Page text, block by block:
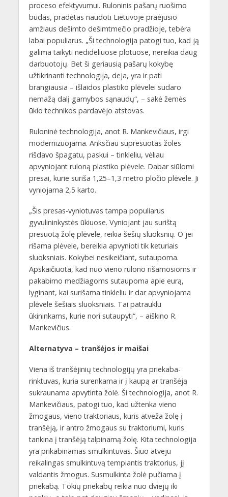
proceso efektyvumui. Ruloninis pašarų ruošimo
būdas, pradėtas naudoti Lietuvoje praėjusio
amžiaus dešimto dešimtmečio pradžioje, tebėra
labai populiarus. „Ši technologija patogi tuo, kad ją
galima taikyti nedideliuose plotuose, nereikia daug
darbuotojų. Bet ši geriausią pašarų kokybę
užtikrinanti technologija, deja, yra ir pati
brangiausia – išlaidos plastiko plėvelei sudaro
nemažą dalį gamybos sąnaudų“, – sakė žemės
ūkio technikos pardavėjo atstovas.
Ruloninė technologija, anot R. Mankevičiaus, irgi
modernizuojama. Anksčiau supresuotas žoles
rišdavo špagatu, paskui – tinkleliu, vėliau
apvyniojant ruloną plastiko plėvele. Dabar siūlomi
presai, kurie suriša 1,25–1,3 metro pločio plėvele. Ji
vyniojama 2,5 karto.
„Šis presas-vyniotuvas tampa populiarus
gyvulininkystės ūkiuose. Vyniojant jau surištą
presuotą žolę plėvele, reikia šešių sluoksnių. O jei
rišama plėvele, bereikia apvynioti tik keturiais
sluoksniais. Kokybei nesikeičiant, sutaupoma.
Apskaičiuota, kad nuo vieno rulono rišamosioms ir
pakabimo medžiagoms sutaupoma apie eurą,
lyginant, kai surišama tinkleliu ir dar apvyniojama
plėvele šešiais sluoksniais. Tai patrauklu
ūkininkams, kurie nori sutaupyti“, – aiškino R.
Mankevičius.
Alternatyva – tranšėjos ir maišai
Viena iš tranšėjinių technologijų yra priekaba-
rinktuvas, kuria surenkama ir į kaupą ar tranšėją
sukraunama apvytinta žolė. Ši technologija, anot R.
Mankevičiaus, patogi tuo, kad užtenka vieno
žmogaus, vieno traktoriaus, kuris atveža žolę į
tranšėją, ir antro žmogaus su traktoriumi, kuris
tankina į tranšėją talpinamą žolę. Kita technologija
yra prikabinamas smulkintuvas. Šiuo atveju
reikalingas smulkintuvą tempiantis traktorius, jį
valdantis žmogus. Susmulkinta žolė pučiama į
priekabą. Tokių priekabų reikia nuo dviejų iki